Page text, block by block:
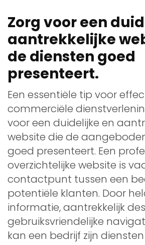
Zorg voor een
aantrekkelijke
de diensten goed
presenteert.
Een essentiële tip voor
commerciële
voor een duidelijke en
website die de
goed presenteert. Een
overzichtelijke website is
contactpunt tussen een
potentiële klanten. Door
informatie, aantrekkelijk
gebruiksvriendelijke
kan een bedrijf zijn